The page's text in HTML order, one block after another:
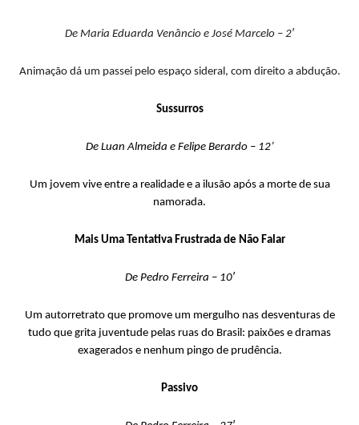
De Maria Eduarda Venâncio e José Marcelo – 2′
Animação dá um passei pelo espaço sideral, com direito a abdução.
Sussurros
De Luan Almeida e Felipe Berardo – 12’
Um jovem vive entre a realidade e a ilusão após a morte de sua
namorada.
Mais Uma Tentativa Frustrada de Não Falar
De Pedro Ferreira – 10′
Um autorretrato que promove um mergulho nas desventuras de
tudo que grita juventude pelas ruas do Brasil: paixões e dramas
exagerados e nenhum pingo de prudência.
Passivo